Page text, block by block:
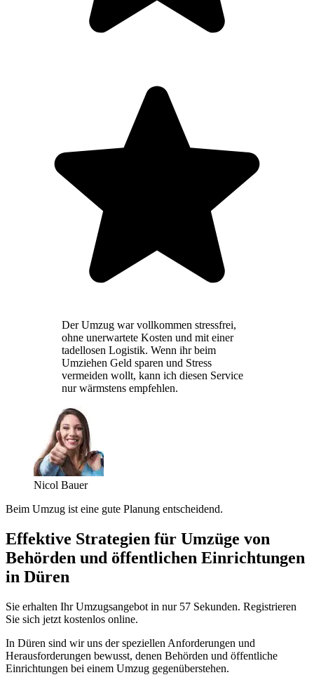
Der Umzug war vollkommen stressfrei,
ohne unerwartete Kosten und mit einer
tadellosen Logistik. Wenn ihr beim
Umziehen Geld sparen und Stress
vermeiden wollt, kann ich diesen Service
nur wärmstens empfehlen.
Nicol Bauer
Beim Umzug ist eine gute Planung entscheidend.
Effektive Strategien für Umzüge von
Behörden und öffentlichen Einrichtungen
in Düren
Sie erhalten Ihr Umzugsangebot in nur 57 Sekunden. Registrieren
Sie sich jetzt kostenlos online.
In Düren sind wir uns der speziellen Anforderungen und
Herausforderungen bewusst, denen Behörden und öffentliche
Einrichtungen bei einem Umzug gegenüberstehen.